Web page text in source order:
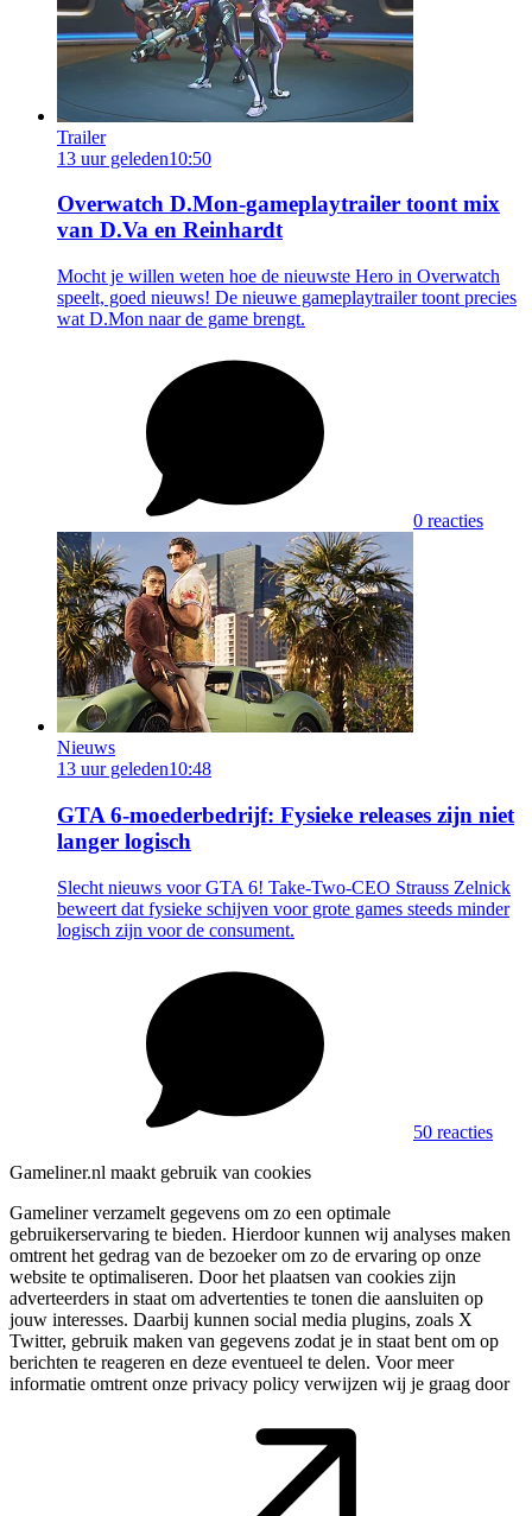
Trailer
13 uur geleden10:50
Overwatch D.Mon-gameplaytrailer toont mix
van D.Va en Reinhardt
Mocht je willen weten hoe de nieuwste Hero in Overwatch
speelt, goed nieuws! De nieuwe gameplaytrailer toont precies
wat D.Mon naar de game brengt.
0 reacties
Nieuws
13 uur geleden10:48
GTA 6-moederbedrijf: Fysieke releases zijn niet
langer logisch
Slecht nieuws voor GTA 6! Take-Two-CEO Strauss Zelnick
beweert dat fysieke schijven voor grote games steeds minder
logisch zijn voor de consument.
50 reacties
Gameliner.nl maakt gebruik van cookies
Gameliner verzamelt gegevens om zo een optimale
gebruikerservaring te bieden. Hierdoor kunnen wij analyses maken
omtrent het gedrag van de bezoeker om zo de ervaring op onze
website te optimaliseren. Door het plaatsen van cookies zijn
adverteerders in staat om advertenties te tonen die aansluiten op
jouw interesses. Daarbij kunnen social media plugins, zoals X
Twitter, gebruik maken van gegevens zodat je in staat bent om op
berichten te reageren en deze eventueel te delen. Voor meer
informatie omtrent onze privacy policy verwijzen wij je graag door